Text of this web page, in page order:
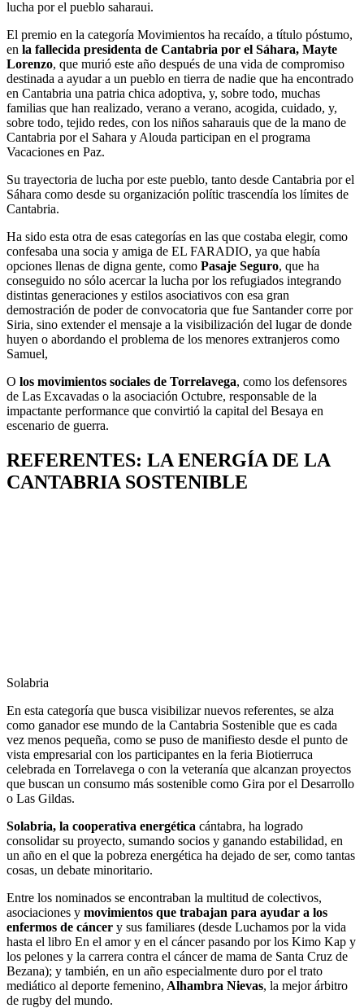
lucha por el pueblo saharaui.
El premio en la categoría Movimientos ha recaído, a título póstumo,
en la fallecida presidenta de Cantabria por el Sáhara, Mayte
Lorenzo, que murió este año después de una vida de compromiso
destinada a ayudar a un pueblo en tierra de nadie que ha encontrado
en Cantabria una patria chica adoptiva, y, sobre todo, muchas
familias que han realizado, verano a verano, acogida, cuidado, y,
sobre todo, tejido redes, con los niños saharauis que de la mano de
Cantabria por el Sahara y Alouda participan en el programa
Vacaciones en Paz.
Su trayectoria de lucha por este pueblo, tanto desde Cantabria por el
Sáhara como desde su organización polític trascendía los límites de
Cantabria.
Ha sido esta otra de esas categorías en las que costaba elegir, como
confesaba una socia y amiga de EL FARADIO, ya que había
opciones llenas de digna gente, como Pasaje Seguro, que ha
conseguido no sólo acercar la lucha por los refugiados integrando
distintas generaciones y estilos asociativos con esa gran
demostración de poder de convocatoria que fue Santander corre por
Siria, sino extender el mensaje a la visibilización del lugar de donde
huyen o abordando el problema de los menores extranjeros como
Samuel,
O los movimientos sociales de Torrelavega, como los defensores
de Las Excavadas o la asociación Octubre, responsable de la
impactante performance que convirtió la capital del Besaya en
escenario de guerra.
REFERENTES: LA ENERGÍA DE LA
CANTABRIA SOSTENIBLE
Solabria
En esta categoría que busca visibilizar nuevos referentes, se alza
como ganador ese mundo de la Cantabria Sostenible que es cada
vez menos pequeña, como se puso de manifiesto desde el punto de
vista empresarial con los participantes en la feria Biotierruca
celebrada en Torrelavega o con la veteranía que alcanzan proyectos
que buscan un consumo más sostenible como Gira por el Desarrollo
o Las Gildas.
Solabria, la cooperativa energética cántabra, ha logrado
consolidar su proyecto, sumando socios y ganando estabilidad, en
un año en el que la pobreza energética ha dejado de ser, como tantas
cosas, un debate minoritario.
Entre los nominados se encontraban la multitud de colectivos,
asociaciones y movimientos que trabajan para ayudar a los
enfermos de cáncer y sus familiares (desde Luchamos por la vida
hasta el libro En el amor y en el cáncer pasando por los Kimo Kap y
los pelones y la carrera contra el cáncer de mama de Santa Cruz de
Bezana); y también, en un año especialmente duro por el trato
mediático al deporte femenino, Alhambra Nievas, la mejor árbitro
de rugby del mundo.